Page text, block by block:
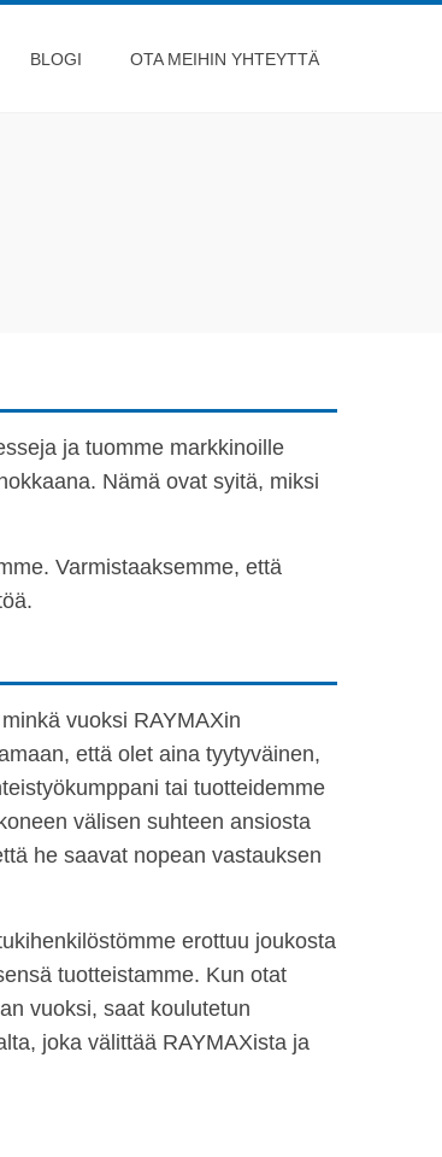
BLOGI OTA MEIHIN YHTEYTTÄ
ja tuomme markkinoille
Nämä ovat syitä, miksi
Varmistaaksemme, että
vuoksi RAYMAXin
että olet aina tyytyväinen,
tai tuotteidemme
välisen suhteen ansiosta
he saavat nopean vastauksen
erottuu joukosta
tuotteistamme. Kun otat
vuoksi, saat koulutetun
joka välittää RAYMAXista ja